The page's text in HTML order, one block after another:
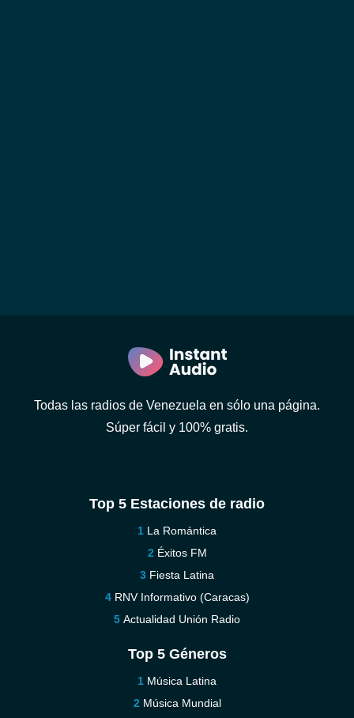
Todas las radios de Venezuela en sólo una página.
Súper fácil y 100% gratis.
Top 5 Estaciones de radio
La Romántica
Éxitos FM
Fiesta Latina
RNV Informativo (Caracas)
Actualidad Unión Radio
Top 5 Géneros
Música Latina
Música Mundial